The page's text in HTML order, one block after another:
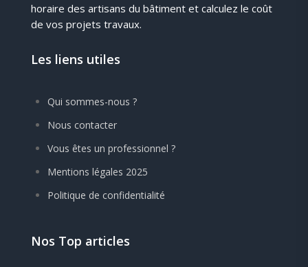
horaire des artisans du bâtiment et calculez le coût
de vos projets travaux.
Les liens utiles
Qui sommes-nous ?
Nous contacter
Vous êtes un professionnel ?
Mentions légales 2025
Politique de confidentialité
Nos Top articles